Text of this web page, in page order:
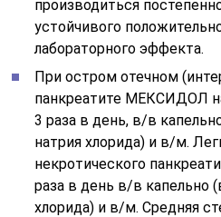
производиться
устойчивого
лабораторного эффекта.
При остром отечном
панкреатите МЕКСИДОЛ
3 раза в день, в/в
натрия хлорида) и в/м.
некротического
раза в день в/в капельно
хлорида) и в/м. Средняя